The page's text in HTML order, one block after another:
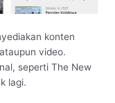
konten
video.
seperti The New
lagi.